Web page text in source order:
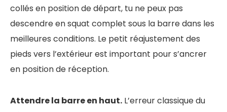
collés en position de départ, tu ne peux pas
descendre en squat complet sous la barre dans les
meilleures conditions. Le petit réajustement des
pieds vers l’extérieur est important pour s’ancrer
en position de réception.
Attendre la barre en haut. L’erreur classique du